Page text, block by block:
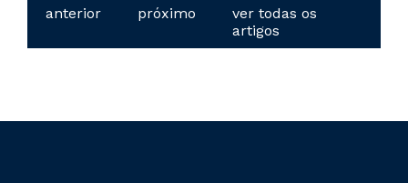
anterior próximo
ver todas os
artigos